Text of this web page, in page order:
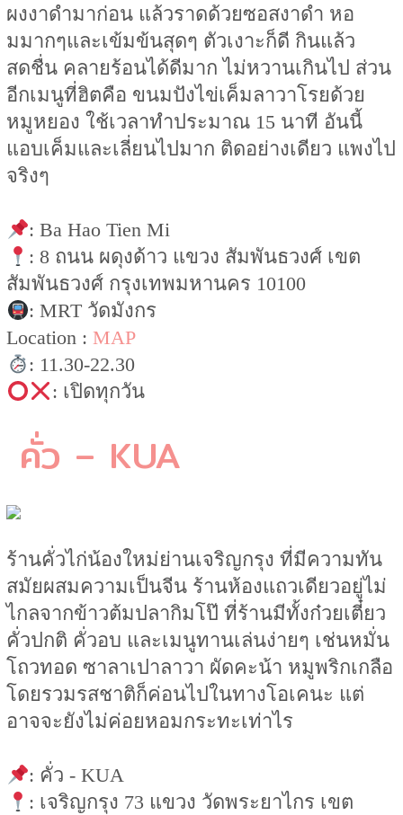
ผงงาดำมาก่อน แล้วราดด้วยซอสงาดำ หอ
มมากๆและเข้มข้นสุดๆ ตัวเงาะก็ดี กินแล้ว
สดชื่น คลายร้อนได้ดีมาก ไม่หวานเกินไป ส่วน
อีกเมนูที่ฮิตคือ ขนมปังไข่เค็มลาวาโรยด้วย
หมูหยอง ใช้เวลาทำประมาณ 15 นาที อันนี้
แอบเค็มและเลี่ยนไปมาก ติดอย่างเดียว แพงไป
จริงๆ
: Ba Hao Tien Mi
: 8 ถนน ผดุงด้าว แขวง สัมพันธวงศ์ เขต
สัมพันธวงศ์ กรุงเทพมหานคร 10100
: MRT วัดมังกร
Location :MAP
: 11.30-22.30
: เปิดทุกวัน
คั่ว – KUA
ร้านคั่วไก่น้องใหม่ย่านเจริญกรุง ที่มีความทัน
สมัยผสมความเป็นจีน ร้านห้องแถวเดียวอยู่ไม่
ไกลจากข้าวต้มปลากิมโป๊ ที่ร้านมีทั้งก๋วยเตี๋ยว
คั่วปกติ คั่วอบ และเมนูทานเล่นง่ายๆ เช่นหมั่น
โถวทอด ซาลาเปาลาวา ผัดคะน้า หมูพริกเกลือ
โดยรวมรสชาติก็ค่อนไปในทางโอเคนะ แต่
อาจจะยังไม่ค่อยหอมกระทะเท่าไร
: คั่ว - KUA
: เจริญกรุง 73 แขวง วัดพระยาไกร เขต